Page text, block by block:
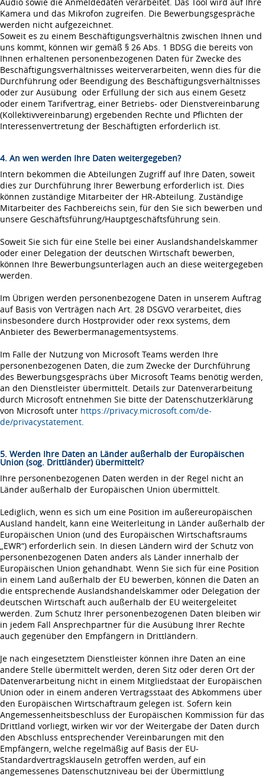
Kamera und das Mikrofon zugreifen. Die Bewerbungsgespräche
werden nicht aufgezeichnet.
Soweit es zu einem Beschäftigungsverhältnis zwischen Ihnen und
uns kommt, können wir gemäß § 26 Abs. 1 BDSG die bereits von
Ihnen erhaltenen personenbezogenen Daten für Zwecke des
Beschäftigungsverhältnisses weiterverarbeiten, wenn dies für die
Durchführung oder Beendigung des Beschäftigungsverhältnisses
oder zur Ausübung oder Erfüllung der sich aus einem Gesetz
oder einem Tarifvertrag, einer Betriebs- oder Dienstvereinbarung
(Kollektivvereinbarung) ergebenden Rechte und Pflichten der
Interessenvertretung der Beschäftigten erforderlich ist.
4. An wen werden Ihre Daten weitergegeben?
Intern bekommen die Abteilungen Zugriff auf Ihre Daten, soweit
dies zur Durchführung Ihrer Bewerbung erforderlich ist. Dies
können zuständige Mitarbeiter der HR-Abteilung. Zuständige
Mitarbeiter des Fachbereichs sein, für den Sie sich bewerben und
unsere Geschäftsführung/Hauptgeschäftsführung sein.
Soweit Sie sich für eine Stelle bei einer Auslandshandelskammer
oder einer Delegation der deutschen Wirtschaft bewerben,
können Ihre Bewerbungsunterlagen auch an diese weitergegeben
werden.
Im Übrigen werden personenbezogene Daten in unserem Auftrag
auf Basis von Verträgen nach Art. 28 DSGVO verarbeitet, dies
insbesondere durch Hostprovider oder rexx systems, dem
Anbieter des Bewerbermanagementsystems.
Im Falle der Nutzung von Microsoft Teams werden Ihre
personenbezogenen Daten, die zum Zwecke der Durchführung
des Bewerbungsgesprächs über Microsoft Teams benötig werden,
an den Dienstleister übermittelt. Details zur Datenverarbeitung
durch Microsoft entnehmen Sie bitte der Datenschutzerklärung
von Microsoft unter https://privacy.microsoft.com/de-
de/privacystatement.
5. Werden Ihre Daten an Länder außerhalb der Europäischen
Union (sog. Drittländer) übermittelt?
Ihre personenbezogenen Daten werden in der Regel nicht an
Länder außerhalb der Europäischen Union übermittelt.
Lediglich, wenn es sich um eine Position im außereuropäischen
Ausland handelt, kann eine Weiterleitung in Länder außerhalb der
Europäischen Union (und des Europäischen Wirtschaftsraums
„EWR“) erforderlich sein. In diesen Ländern wird der Schutz von
personenbezogenen Daten anders als Länder innerhalb der
Europäischen Union gehandhabt. Wenn Sie sich für eine Position
in einem Land außerhalb der EU bewerben, können die Daten an
die entsprechende Auslandshandelskammer oder Delegation der
deutschen Wirtschaft auch außerhalb der EU weitergeleitet
werden. Zum Schutz Ihrer personenbezogenen Daten bleiben wir
in jedem Fall Ansprechpartner für die Ausübung Ihrer Rechte
auch gegenüber den Empfängern in Drittländern.
Je nach eingesetztem Dienstleister können ihre Daten an eine
andere Stelle übermittelt werden, deren Sitz oder deren Ort der
Datenverarbeitung nicht in einem Mitgliedstaat der Europäischen
Union oder in einem anderen Vertragsstaat des Abkommens über
den Europäischen Wirtschaftraum gelegen ist. Sofern kein
Angemessenheitsbeschluss der Europäischen Kommission für das
Drittland vorliegt, wirken wir vor der Weitergabe der Daten durch
den Abschluss entsprechender Vereinbarungen mit den
Empfängern, welche regelmäßig auf Basis der EU-
Standardvertragsklauseln getroffen werden, auf ein
angemessenes Datenschutzniveau bei der Übermittlung